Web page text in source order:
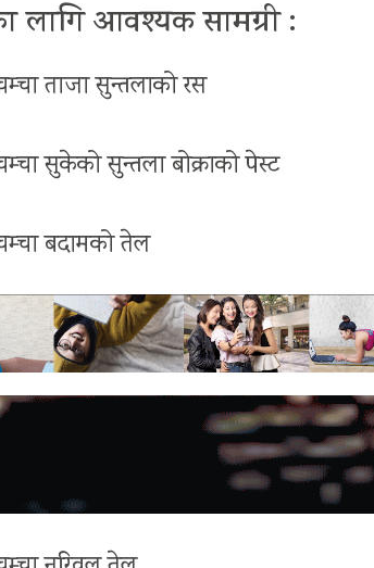
लागि आवश्यक सामग्री :
ताजा सुन्तलाको रस
सुकेको सुन्तला बोक्राको पेस्ट
बदामको तेल